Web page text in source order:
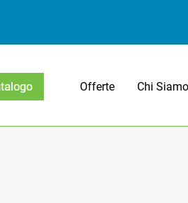
Offerte Chi Siamo